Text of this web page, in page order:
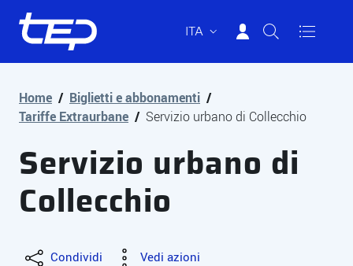
Tep - Trasporti pubblici ParmaITA
Home / Biglietti e abbonamenti /
Tariffe Extraurbane / Servizio urbano di Collecchio
Servizio urbano di
Collecchio
Condividi Vedi azioni